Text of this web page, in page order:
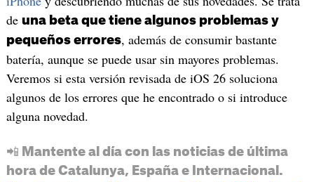
de una beta que tiene algunos problemas y
pequeños errores, además de consumir bastante
batería, aunque se puede usar sin mayores problemas.
Veremos si esta versión revisada de iOS 26 soluciona
algunos de los errores que he encontrado o si introduce
alguna novedad.
📲 Mantente al día con las noticias de última
hora de Catalunya, España e Internacional.